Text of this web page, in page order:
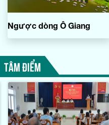
Ngược dòng Ô Giang
TÂM ĐIỂM